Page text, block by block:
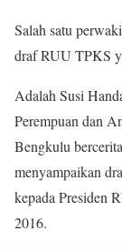
Salah satu
draf RUU TPKS
Adalah Susi
Perempuan dan
Bengkulu
menyampaikan
kepada Presiden
2016.